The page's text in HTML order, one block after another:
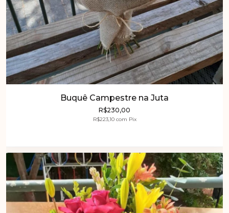
Buquê Campestre na Juta
R$230,00
R$223,10 com Pix